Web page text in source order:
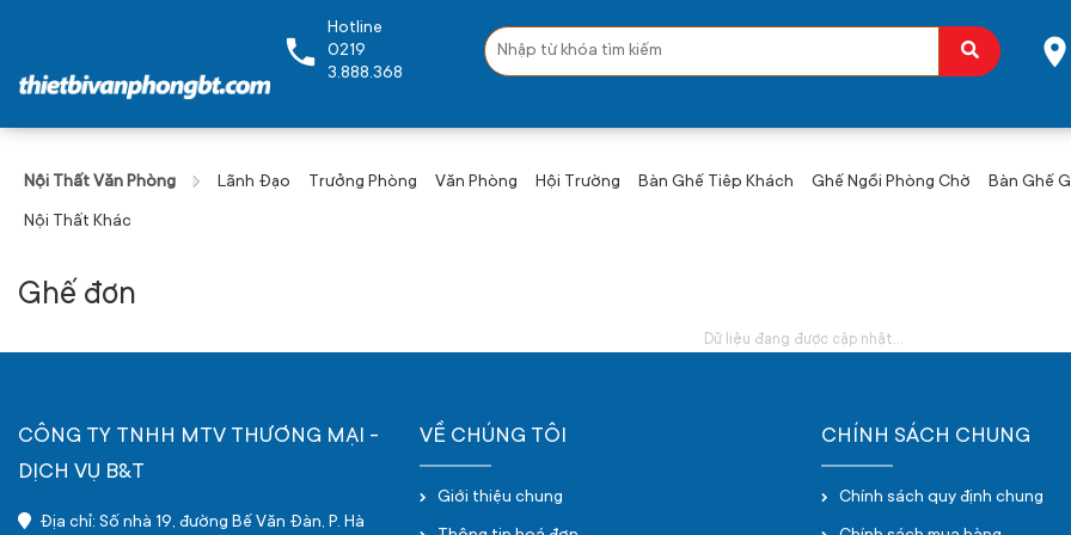
Hotline
0219
3.888.368
Nội Thất Văn Phòng Lãnh Đạo Trưởng Phòng Văn Phòng Hội Trường Bàn Ghế Tiêp Khách Ghế Ngồi Phòng Chờ Bàn Ghế
Nội Thất Khác
Ghế đơn
Dữ liệu đang được cập nhật...
CÔNG TY TNHH MTV THƯƠNG MẠI -
DỊCH VỤ B&T
Địa chỉ: Số nhà 19, đường Bế Văn Đàn, P. Hà
VỀ CHÚNG TÔI
Giới thiệu chung
CHÍNH SÁCH CHUNG
Chính sách quy định chung